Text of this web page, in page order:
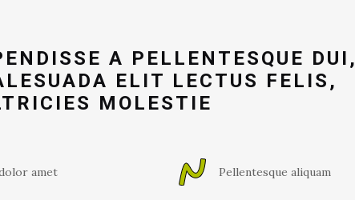
A PELLENTESQUE DUI,
ELIT LECTUS FELIS,
MOLESTIE
amet Pellentesque aliquam